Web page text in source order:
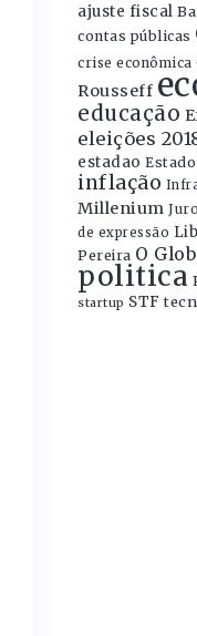
ajuste fiscal
contas públicas
crise econômica
Rousseff
educação
eleições
estadao Estado
inflação
Millenium
de expressão
Pereira O
politica
startup STF